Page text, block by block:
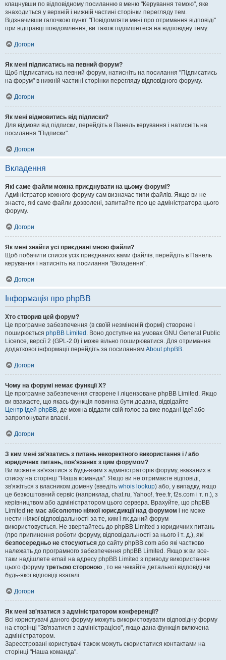
клацнувши по відповідному посиланню в меню "Керування темою", яке
знаходиться у верхній і нижній частині сторінки перегляду тем.
Відзначивши галочкою пункт "Повідомляти мені про отримання відповіді"
при відправці повідомлення, ви також підпишетеся на відповідну тему.
Догори
Як мені підписатись на певний форум?
Щоб підписатись на певний форум, натисніть на посилання "Підписатись
на форум" в нижній частині сторінки перегляду відповідного форуму.
Догори
Як мені відмовитись від підписки?
Для відмови від підписки, перейдіть в Панель керування і натисніть на
посилання "Підписки".
Догори
Вкладення
Які саме файли можна приєднувати на цьому форумі?
Адміністратор кожного форуму сам визначає типи файлів. Якщо ви не
знаєте, які саме файли дозволені, запитайте про це адміністратора цього
форуму.
Догори
Як мені знайти усі приєднані мною файли?
Щоб побачити список усіх приєднаних вами файлів, перейдіть в Панель
керування і натисніть на посилання "Вкладення".
Догори
Інформація про phpBB
Хто створив цей форум?
Це програмне забезпечення (в своїй незміненій формі) створене і
поширюється phpBB Limited . Воно доступне на умовах GNU General Public
Licence, версії 2 (GPL-2.0) і може вільно поширюватися. Для отримання
додаткової інформації перейдіть за посиланням About phpBB.
Догори
Чому на форумі немає функції X?
Це програмне забезпечення створене і ліцензоване phpBB Limited. Якщо
ви вважаєте, що якась функція повинна бути додана, відвідайте
Центр ідей phpBB, де можна віддати свій голос за вже подані ідеї або
запропонувати власні.
Догори
З ким мені зв'язатись з питань некоректного використання і / або
юридичних питань, пов'язаних з цим форумом?
Ви можете зв'язатися з будь-яким з адміністраторів форуму, вказаних в
списку на сторінці "Наша команда". Якщо ви не отримаєте відповіді,
зв'яжіться з власником домену (введіть whois lookup) або, у випадку, якщо
це безкоштовний сервіс (наприклад, chat.ru, Yahoo!, free.fr, f2s.com і т. п.), з
керівництвом або адміністратором цього сервера. Врахуйте, що phpBB
Limited не має абсолютно ніякої юрисдикції над форумом і не може
нести ніякої відповідальності за те, ким і як даний форум
використовується. Не звертайтесь до phpBB Limited з юридичних питань
(про припинення роботи форуму, відповідальності за нього і т. д.), які
безпосередньо не стосуються до сайту phpBB.com або які частково
належать до програмного забезпечення phpBB Limited. Якщо ж ви все-
таки надішлете email на адресу phpBB Limited з приводу використання
цього форуму третьою стороною , то не чекайте детальної відповіді чи
будь-якої відповіді взагалі.
Догори
Як мені зв'язатися з адміністратором конференції?
Всі користувачі даного форуму можуть використовувати відповідну форму
на сторінці "Зв'язатися з адміністрацією", якщо дана функція включена
адміністратором.
Зареєстровані користувачі також можуть скористатися контактами на
сторінці "Наша команда".